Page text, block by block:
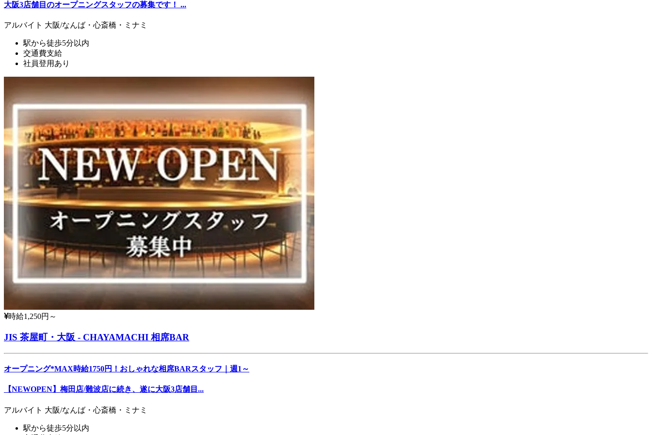
大阪3店舗目のオープニングスタッフの募集です！ ...
アルバイト 大阪/なんば・心斎橋・ミナミ
駅から徒歩5分以内
交通費支給
社員登用あり
時給1,250円～
JIS 茶屋町・大阪 - CHAYAMACHI 相席BAR
オープニング*MAX時給1750円！おしゃれな相席BARスタッフ｜週1～
【NEWOPEN】梅田店/難波店に続き、遂に大阪3店舗目...
アルバイト 大阪/なんば・心斎橋・ミナミ
駅から徒歩5分以内